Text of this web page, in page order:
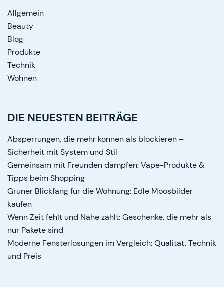
Allgemein
Beauty
Blog
Produkte
Technik
Wohnen
DIE NEUESTEN BEITRÄGE
Absperrungen, die mehr können als blockieren –
Sicherheit mit System und Stil
Gemeinsam mit Freunden dampfen: Vape-Produkte &
Tipps beim Shopping
Grüner Blickfang für die Wohnung: Edle Moosbilder
kaufen
Wenn Zeit fehlt und Nähe zählt: Geschenke, die mehr als
nur Pakete sind
Moderne Fensterlösungen im Vergleich: Qualität, Technik
und Preis